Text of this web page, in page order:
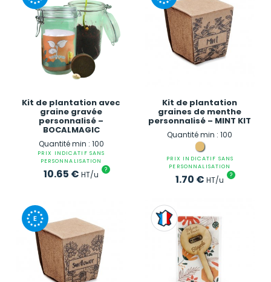
Kit de plantation avec
graine gravée
personnalisé –
BOCALMAGIC
Quantité min : 100
PRIX INDICATIF SANS
PERSONNALISATION
10.65 € HT/u ?
Kit de plantation
graines de menthe
personnalisé – MINT KIT
Quantité min : 100
PRIX INDICATIF SANS
PERSONNALISATION
1.70 € HT/u ?